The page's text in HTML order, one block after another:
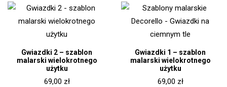
Gwiazdki 2 – szablon
malarski wielokrotnego
użytku
69,00 zł
Gwiazdki 1 – szablon
malarski wielokrotnego
użytku
69,00 zł